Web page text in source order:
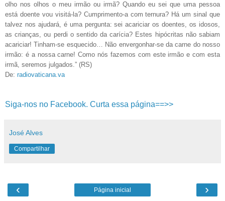
olho nos olhos o meu irmão ou irmã? Quando eu sei que uma pessoa
está doente vou visitá-la? Cumprimento-a com ternura? Há um sinal que
talvez nos ajudará, é uma pergunta: sei acariciar os doentes, os idosos,
as crianças, ou perdi o sentido da carícia? Estes hipócritas não sabiam
acariciar! Tinham-se esquecido… Não envergonhar-se da carne do nosso
irmão: é a nossa carne! Como nós fazemos com este irmão e com esta
irmã, seremos julgados.” (RS)
De: radiovaticana.va
Siga-nos no Facebook. Curta essa página==>>
José Alves
Compartilhar
‹ ›
Página inicial